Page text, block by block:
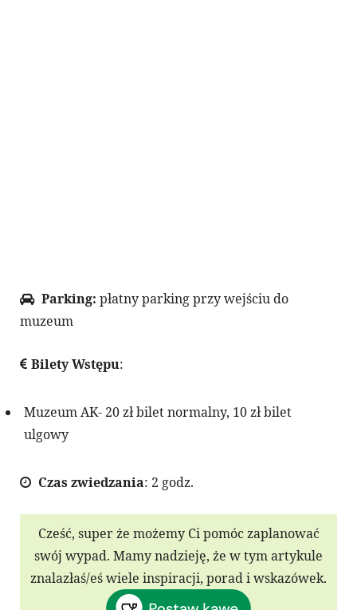
Parking: płatny parking przy wejściu do
muzeum
Bilety Wstępu:
Muzeum AK- 20 zł bilet normalny, 10 zł bilet
ulgowy
Czas zwiedzania: 2 godz.
Cześć, super że możemy Ci pomóc zaplanować
swój wypad. Mamy nadzieję, że w tym artykule
znalazłaś/eś wiele inspiracji, porad i wskazówek.